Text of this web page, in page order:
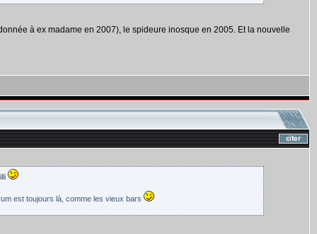
à ex madame en 2007), le spideure inosque en 2005. Et la nouvelle
est toujours là, comme les vieux bars